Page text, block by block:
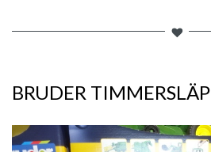
BRUDER TIMMERSLÄP